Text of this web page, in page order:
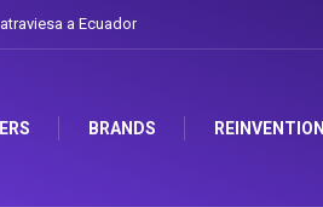
a Ecuador
BRANDS REINVENTION